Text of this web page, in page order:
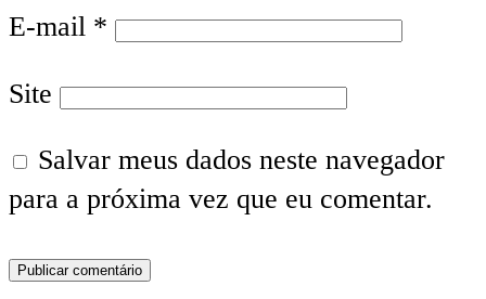
E-mail *
Site
Salvar meus dados neste navegador
para a próxima vez que eu comentar.